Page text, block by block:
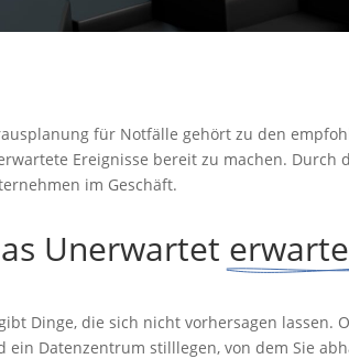
für Notfälle gehört zu den
Ereignisse bereit zu machen. Durch
im Geschäft.
Unerwartet
Dinge, die sich nicht vorhersagen lassen.
ein Datenzentrum stilllegen, von dem Sie